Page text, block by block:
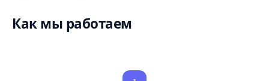
Как мы работаем